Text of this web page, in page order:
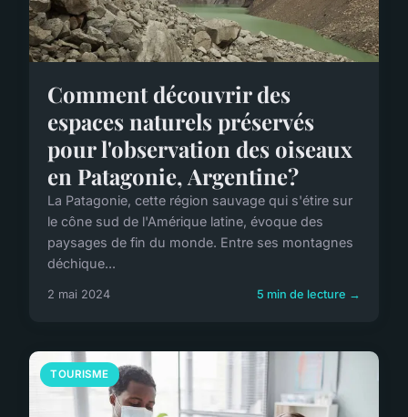
Comment découvrir des
espaces naturels préservés
pour l'observation des oiseaux
en Patagonie, Argentine?
La Patagonie, cette région sauvage qui s'étire sur
le cône sud de l'Amérique latine, évoque des
paysages de fin du monde. Entre ses montagnes
déchique...
2 mai 2024 5 min de lecture →
TOURISME